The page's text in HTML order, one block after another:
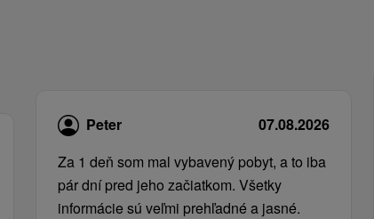
Peter
07.08.2026
Za 1 deň som mal vybavený pobyt, a to iba
pár dní pred jeho začiatkom. Všetky
informácie sú veľmi prehľadné a jasné.